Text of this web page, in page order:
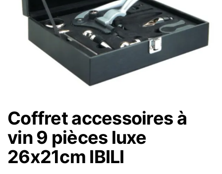
Coffret accessoires à
vin 9 pièces luxe
26x21cm IBILI